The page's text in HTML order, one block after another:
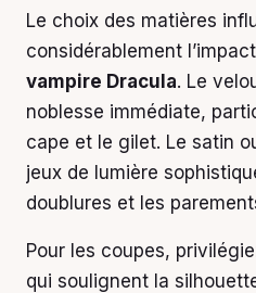
Le choix des matières
considérablement
vampire Dracula. Le
noblesse immédiate,
cape et le gilet. Le satin
jeux de lumière
doublures et les
Pour les coupes,
qui soulignent la